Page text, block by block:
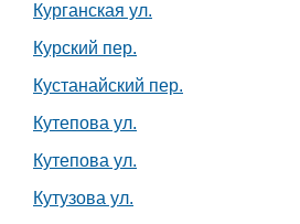
Курганская ул.
Курский пер.
Кустанайский пер.
Кутепова ул.
Кутепова ул.
Кутузова ул.